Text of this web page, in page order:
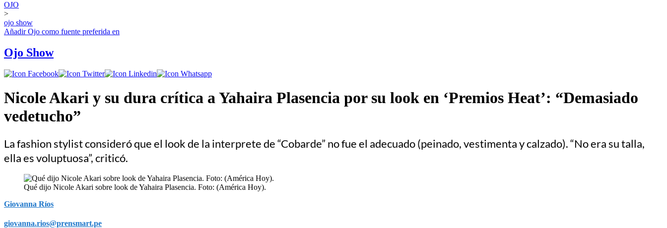
OJO
>
ojo show
AñadirOjo como fuente preferida en
Ojo Show
Nicole Akari y su dura crítica a Yahaira Plasencia por su look en ‘Premios Heat’: “Demasiado
vedetucho”
La fashion stylist consideró que el look de la interprete de “Cobarde” no fue el adecuado (peinado, vestimenta y calzado). “No era su talla,
ella es voluptuosa”, criticó.
Qué dijo Nicole Akari sobre look de Yahaira Plasencia. Foto: (América Hoy).
Giovanna Ríos
giovanna.rios@prensmart.pe